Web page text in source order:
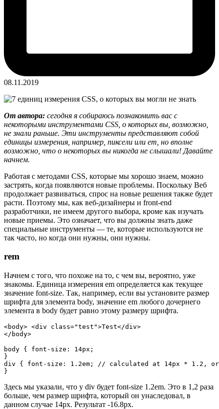
08.11.2019
От автора: сегодня я собираюсь познакомить вас с
некоторыми инструментами CSS, о которых вы, возможно,
не знали раньше. Эти инструменты представляют собой
единицы измерения, например, пиксели или em, но вполне
возможно, что о некоторых вы никогда не слышали! Давайте
начнем.
Работая с методами CSS, которые мы хорошо знаем, можно
застрять, когда появляются новые проблемы. Поскольку Веб
продолжает развиваться, спрос на новые решения также будет
расти. Поэтому мы, как веб-дизайнеры и front-end
разработчики, не имеем другого выбора, кроме как изучать
новые приемы. Это означает, что вы должны знать даже
специальные инструменты — те, которые используются не
так часто, но когда они нужны, они нужны.
rem
Начнем с того, что похоже на то, с чем вы, вероятно, уже
знакомы. Единица измерения em определяется как текущее
значение font-size. Так, например, если вы установите размер
шрифта для элемента body, значение em любого дочернего
элемента в body будет равно этому размеру шрифта.
<body> <div class="test">Test</div>
</body>
body { font-size: 14px;
}
div { font-size: 1.2em; // calculated at 14px * 1.2, or
}
Здесь мы указали, что у div будет font-size 1.2em. Это в 1,2 раза
больше, чем размер шрифта, который он унаследовал, в
данном случае 14px. Результат -16.8px.